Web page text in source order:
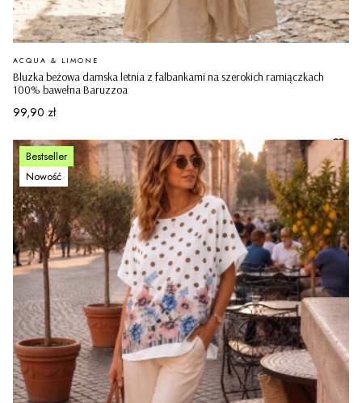
Bluzka beżowa damska letnia z falbankami na szerokich ramiączkach
100% bawełna Baruzzoa
PRODUCENT
ACQUA & LIMONE
Cena
99,90 zł
Bestseller
Nowość